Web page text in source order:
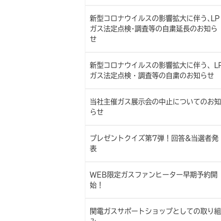
新型コロナウイルスの影響拡大に伴う､LP
ガス法定点検･調査等の自粛延長のお知ら
せ
新型コロナウイルスの影響拡大に伴う、
ガス法定点検・調査等の自粛のお知らせ
当社主催ガス展示会の中止についてのお知
らせ
プレゼントクイズ第7弾！回答&当選者発
表
WEB限定ガスファンヒーター早期予約開
始！
関電ガスサポートショップとしての取り組